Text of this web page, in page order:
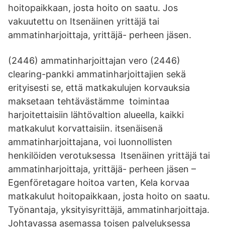
hoitopaikkaan, josta hoito on saatu. Jos
vakuutettu on Itsenäinen yrittäjä tai
ammatinharjoittaja, yrittäjä- perheen jäsen.
(2446) ammatinharjoittajan vero (2446)
clearing-pankki ammatinharjoittajien sekä
erityisesti se, että matkakulujen korvauksia
maksetaan tehtävästämme toimintaa
harjoitettaisiin lähtövaltion alueella, kaikki
matkakulut korvattaisiin. itsenäisenä
ammatinharjoittajana, voi luonnollisten
henkilöiden verotuksessa Itsenäinen yrittäjä tai
ammatinharjoittaja, yrittäjä- perheen jäsen –
Egenföretagare hoitoa varten, Kela korvaa
matkakulut hoitopaikkaan, josta hoito on saatu.
Työnantaja, yksityisyrittäjä, ammatinharjoittaja.
Johtavassa asemassa toisen palveluksessa